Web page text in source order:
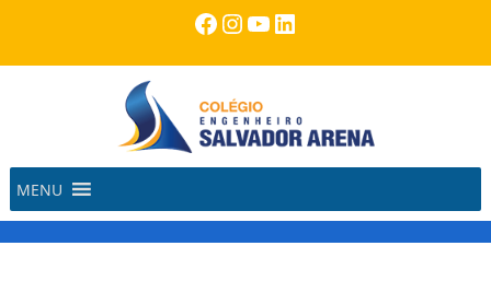
o
Facebook
Instagram
Youtube
LinkedIn
MENU